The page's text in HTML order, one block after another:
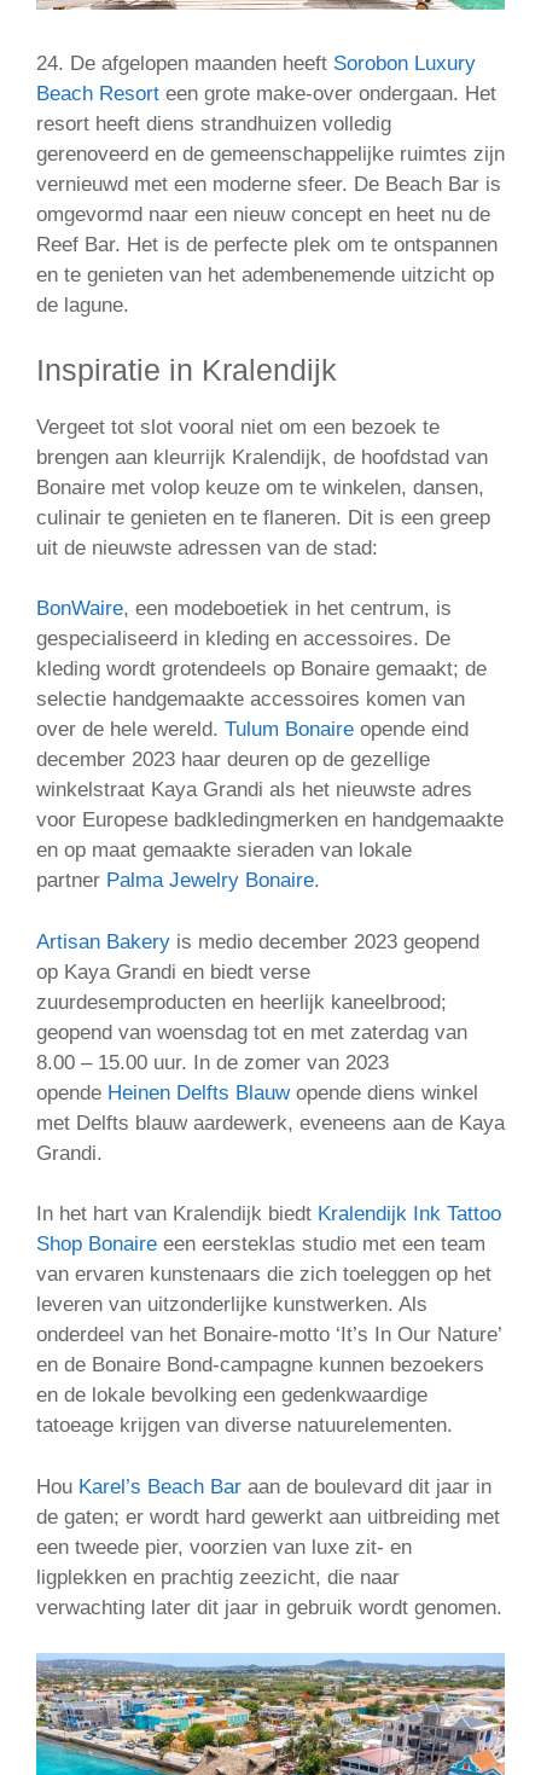
24. De afgelopen maanden heeft Sorobon Luxury
Beach Resort een grote make-over ondergaan. Het
resort heeft diens strandhuizen volledig
gerenoveerd en de gemeenschappelijke ruimtes zijn
vernieuwd met een moderne sfeer. De Beach Bar is
omgevormd naar een nieuw concept en heet nu de
Reef Bar. Het is de perfecte plek om te ontspannen
en te genieten van het adembenemende uitzicht op
de lagune.
Inspiratie in Kralendijk
Vergeet tot slot vooral niet om een bezoek te
brengen aan kleurrijk Kralendijk, de hoofdstad van
Bonaire met volop keuze om te winkelen, dansen,
culinair te genieten en te flaneren. Dit is een greep
uit de nieuwste adressen van de stad:
BonWaire, een modeboetiek in het centrum, is
gespecialiseerd in kleding en accessoires. De
kleding wordt grotendeels op Bonaire gemaakt; de
selectie handgemaakte accessoires komen van
over de hele wereld. Tulum Bonaire opende eind
december 2023 haar deuren op de gezellige
winkelstraat Kaya Grandi als het nieuwste adres
voor Europese badkledingmerken en handgemaakte
en op maat gemaakte sieraden van lokale
partner Palma Jewelry Bonaire.
Artisan Bakery is medio december 2023 geopend
op Kaya Grandi en biedt verse
zuurdesemproducten en heerlijk kaneelbrood;
geopend van woensdag tot en met zaterdag van
8.00 – 15.00 uur. In de zomer van 2023
opende Heinen Delfts Blauwopende diens winkel
met Delfts blauw aardewerk, eveneens aan de Kaya
Grandi.
In het hart van Kralendijk biedt Kralendijk Ink Tattoo
Shop Bonaire een eersteklas studio met een team
van ervaren kunstenaars die zich toeleggen op het
leveren van uitzonderlijke kunstwerken. Als
onderdeel van het Bonaire-motto ‘It’s In Our Nature’
en de Bonaire Bond-campagne kunnen bezoekers
en de lokale bevolking een gedenkwaardige
tatoeage krijgen van diverse natuurelementen.
Hou Karel’s Beach Bar aan de boulevard dit jaar in
de gaten; er wordt hard gewerkt aan uitbreiding met
een tweede pier, voorzien van luxe zit- en
ligplekken en prachtig zeezicht, die naar
verwachting later dit jaar in gebruik wordt genomen.